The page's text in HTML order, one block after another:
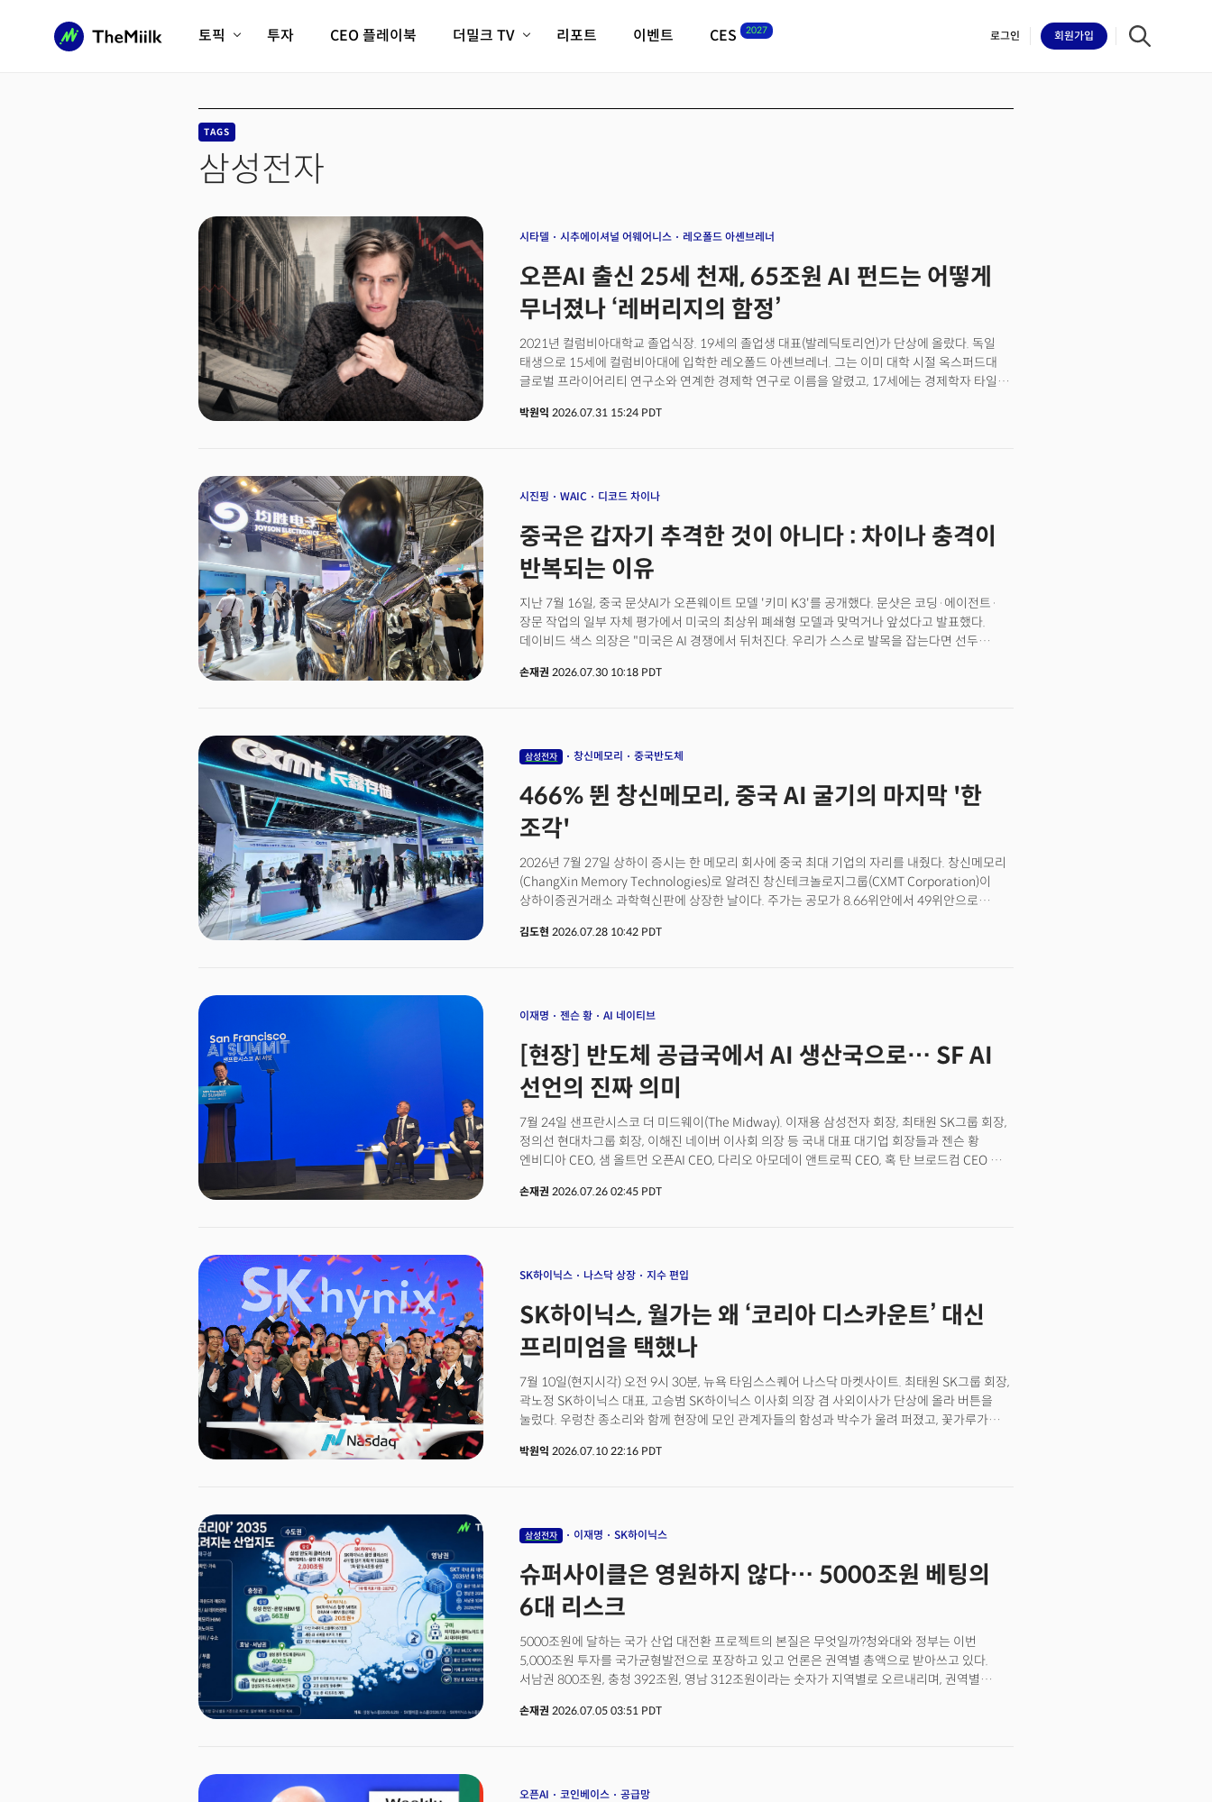
토픽
피지컬AI/로봇
AX비즈니스혁명
디지털자산
미래 교육/직업
전체 기사 보기
투자 CEO 플레이북 더밀크 TV
더밀크 아카데미
더웨이브/트렌드쇼
밸리토크
리포트 이벤트 CES 2027 로그인 회원가입
TAGS
삼성전자
시타델 시추에이셔널 어웨어니스 레오폴드 아셴브레너
오픈AI 출신 25세 천재, 65조원 AI 펀드는 어떻게
무너졌나 ‘레버리지의 함정’
2021년 컬럼비아대학교 졸업식장. 19세의 졸업생 대표(발레딕토리언)가 단상에 올랐다. 독일
태생으로 15세에 컬럼비아대에 입학한 레오폴드 아셴브레너. 그는 이미 대학 시절 옥스퍼드대
글로벌 프라이어리티 연구소와 연계한 경제학 연구로 이름을 알렸고, 17세에는 경제학자 타일러
받았다.졸업 후 그의 첫 직장은 샘 뱅크먼프리드가 세운 가상자산거래소 FTX의 자선 재단 ‘FTX
수츠케버가 이끌던 이 팀의 임무는 인간보다 뛰어난 인공지능이 등장했을 때 이를 인간의 가치에
4월 오픈AI는 그를 해고했다. “기밀정보의 부적절한 유출”이 이유다. 아셴브레너는 이를 부인하며
자신이 공유한 것은 대부분 비밀이 아닌 계획 문서였고 실제로는 회사의 보안 관행에 대해
경고했던 것이 해고로 이어졌다고 해명했다.
박원익 2026.07.31 15:24 PDT
시진핑 WAIC 디코드 차이나
중국은 갑자기 추격한 것이 아니다 : 차이나 충격이
반복되는 이유
지난 7월 16일, 중국 문샷AI가 오픈웨이트 모델 '키미 K3'를 공개했다. 문샷은 코딩·에이전트·
장문 작업의 일부 자체 평가에서 미국의 최상위 폐쇄형 모델과 맞먹거나 앞섰다고 발표했다.
데이비드 색스 의장은 "미국은 AI 경쟁에서 뒤처진다. 우리가 스스로 발목을 잡는다면 선두
AI 공포가 커지고 있다. 키미 K3는 종합 성능에서는 아직 최상위 폐쇄형 모델에 미치지 못했다.
예상보다 빠르게 낮아질 수 있다는 우려가 번지면서 이미 높게 평가된 AI 반도체주에 매도세가
들어갔다는 보도가 나왔다. ASML 주가는 이후 이틀간 약 10% 하락했다. 중국 장비의 성능과
생산량은 아직 ASML 수준에 크게 못 미치지만, 시장은 기술 격차보다 중국의 자립 속도 자체에
반응했다. 일주일 뒤인 27일에는 중국 메모리 기업 창신메모리(CXMT)가 상하이 커촹반에
대응했다. '속도전' 수준이다. 백악관 과학기술정책실(OSTP) 마이클 크라치오스 실장은 키미가
발표된 지난 22일 곧바로 "문샷AI가 앤스로픽의 프런티어 모델을 대규모로 '증류
(distillation)'해 키미 K3를 만들었다"고 주장했다. 이어 스콧 베선트 재무장관은 제재와
수출통제 명단 지정 가능성을 언급했다. 미국 고위 당국자가 특정 중국 연구소와 특정 미국
잇달아 대응 조치를 꺼낸 이 연쇄 반응을 ‘차이나 텐트럼(China Tantrum)’이라 부를 만하다.
손재권 2026.07.30 10:18 PDT
삼성전자 창신메모리 중국반도체
466% 뛴 창신메모리, 중국 AI 굴기의 마지막 '한
조각'
2026년 7월 27일 상하이 증시는 한 메모리 회사에 중국 최대 기업의 자리를 내줬다. 창신메모리
(ChangXin Memory Technologies)로 알려진 창신테크놀로지그룹(CXMT Corporation)이
상하이증권거래소 과학혁신판에 상장한 날이다. 주가는 공모가 8.66위안에서 49위안으로
공모 과정에서 인정받은 기업가치는 약 855억달러(약 120조원)였다. 하루 만에 몸값이 5배 넘게
(Huawei)·하이곤(Hygon)의 가속기, 대규모 연산시설을 갖췄다. 하지만 가속기에 데이터를
조달이다.창신메모리는 인공지능 서버용 디램(DRAM) 매출 비중이 아직 낮다고 인정했다.
고대역폭메모리(HBM)의 세대, 성능, 양산 여부는 공개하지 않았다. 이번 기업공개(IPO)는 중국이
메모리 패권을 완성한 날이 아니다. 따라잡을 시간과 돈을 시장에서 조달한 이벤트로 이해해야
김도현 2026.07.28 10:42 PDT
이재명 젠슨 황 AI 네이티브
[현장] 반도체 공급국에서 AI 생산국으로… SF AI
선언의 진짜 의미
7월 24일 샌프란시스코 더 미드웨이(The Midway). 이재용 삼성전자 회장, 최태원 SK그룹 회장,
정의선 현대차그룹 회장, 이해진 네이버 이사회 의장 등 국내 대표 대기업 회장들과 젠슨 황
엔비디아 CEO, 샘 올트먼 오픈AI CEO, 다리오 아모데이 앤트로픽 CEO, 혹 탄 브로드컴 CEO 등
마이크로소프트 CEO는 영상으로 참석했다. 이 자리에 모인 기업들의 가치 합계가 2경 원을
'모두의 AI' 프로젝트를 본격 추진하겠다고 했다.
손재권 2026.07.26 02:45 PDT
SK하이닉스 나스닥 상장 지수 편입
SK하이닉스, 월가는 왜 ‘코리아 디스카운트’ 대신
프리미엄을 택했나
7월 10일(현지시각) 오전 9시 30분, 뉴욕 타임스스퀘어 나스닥 마켓사이트. 최태원 SK그룹 회장,
곽노정 SK하이닉스 대표, 고승범 SK하이닉스 이사회 의장 겸 사외이사가 단상에 올라 버튼을
눌렀다. 우렁찬 종소리와 함께 현장에 모인 관계자들의 함성과 박수가 울려 퍼졌고, 꽃가루가
외국 IPO(기업공개)에 등극하는 역사적 순간이었다. SK하이닉스 ADR(미국주식예탁증서) 거래
유지된다면 ADR 추가 발행을 검토할 수 있다는 언급도 했다. 이날 나스닥 시장에서 SK하이닉스
형성한 뒤 장중 177달러까지 오르다 168.01달러로 마감했다. 종가 기준 상승률은 12.76%. 이번
상장으로 SK하이닉스가 조달한 금액은 총 265억달러(약 39조8100억원)에 달했다. 미국 IPO
전체를 통틀어도 최근 기록적인 매각을 단행한 스페이스X(857억달러)에 이어 역대 2위 규모에
박원익 2026.07.10 22:16 PDT
삼성전자 이재명 SK하이닉스
슈퍼사이클은 영원하지 않다… 5000조원 베팅의
6대 리스크
5000조원에 달하는 국가 산업 대전환 프로젝트의 본질은 무엇일까?청와대와 정부는 이번
5,000조원 투자를 국가균형발전으로 포장하고 있고 언론은 권역별 총액으로 받아쓰고 있다.
서남권 800조원, 충청 392조원, 영남 312조원이라는 숫자가 지역별로 오르내리며, 권역별
있다. 그러나 5000조원 투자의 본질은 어느 지역이 더 받았느냐가 아니라, 각 권역이 어떤 역할을
5000조원 투자의 진짜 질문은 “어느 지역이 더 받았는가”가 아니다. “이 거대한 베팅이 지능
손재권 2026.07.05 03:51 PDT
오픈AI 코인베이스 공급망